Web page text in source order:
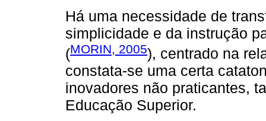
Há uma necessidade de
simplicidade e da instrução
(MORIN, 2005), centrado na
constata-se uma certa
inovadores não praticantes,
Educação Superior.